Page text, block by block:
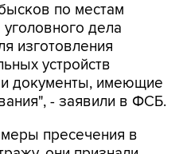
по местам
дела
изготовления
устройств
документы, имеющие
- заявили в ФСБ.
пресечения в